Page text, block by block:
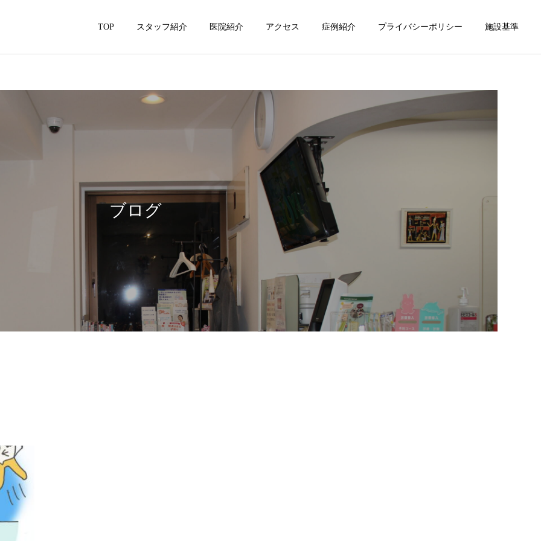
TOP スタッフ紹介 医院紹介 アクセス 症例紹介 プライバシーポリシー 施設基準
ブログ